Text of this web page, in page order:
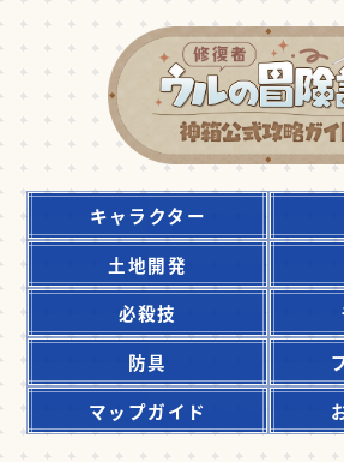
キャラクター
土地開発
必殺技
防具
マップガイド